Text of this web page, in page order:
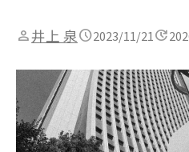
不正
セミナ
井上 泉 2023/11/21